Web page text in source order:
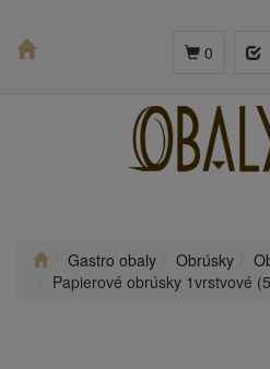
0
Gastro obaly Obrúsky
Papierové obrúsky 1vrstvové